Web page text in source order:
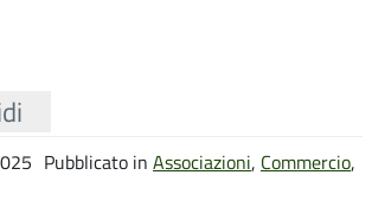
Pubblicato in Associazioni, Commercio,